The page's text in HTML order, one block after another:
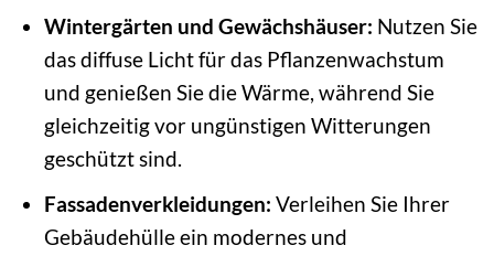
Wintergärten und Gewächshäuser: Nutzen Sie
das diffuse Licht für das Pflanzenwachstum
und genießen Sie die Wärme, während Sie
gleichzeitig vor ungünstigen Witterungen
geschützt sind.
Fassadenverkleidungen: Verleihen Sie Ihrer
Gebäudehülle ein modernes und